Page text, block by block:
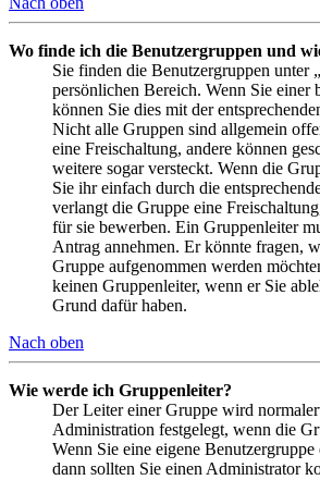
Wo finde ich die Benutzergruppen und
Sie finden die Benutzergruppen unter
persönlichen Bereich. Wenn Sie einer
können Sie dies mit der
Nicht alle Gruppen sind allgemein
eine Freischaltung, andere können
weitere sogar versteckt. Wenn die
Sie ihr einfach durch die
verlangt die Gruppe eine
für sie bewerben. Ein Gruppenleiter
Antrag annehmen. Er könnte fragen,
Gruppe aufgenommen werden
keinen Gruppenleiter, wenn er Sie
Grund dafür haben.
Nach oben
Wie werde ich Gruppenleiter?
Der Leiter einer Gruppe wird
Administration festgelegt, wenn die
Wenn Sie eine eigene Benutzergruppe
dann sollten Sie einen Administrator